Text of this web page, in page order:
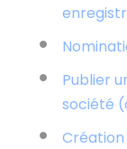
Publier
société